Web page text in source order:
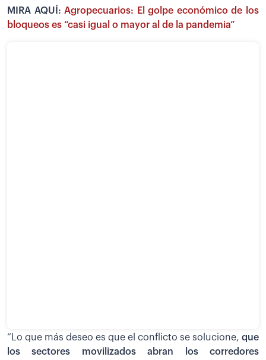
MIRA AQUÍ:Agropecuarios: El golpe económico de los
bloqueos es “casi igual o mayor al de la pandemia”
“Lo que más deseo es que el conflicto se solucione, que
los sectores movilizados abran los corredores